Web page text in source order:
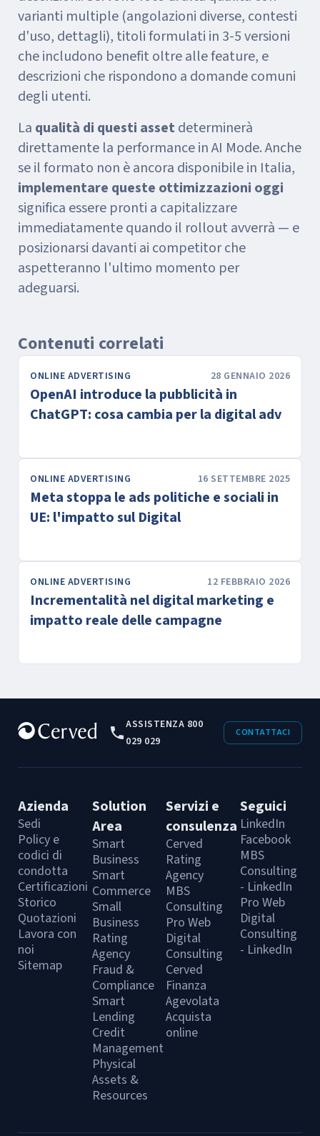
varianti multiple (angolazioni diverse, contesti
d'uso, dettagli), titoli formulati in 3-5 versioni
che includono benefit oltre alle feature, e
descrizioni che rispondono a domande comuni
degli utenti.
La qualità di questi assetdeterminerà
direttamente la performance in AI Mode. Anche
se il formato non è ancora disponibile in Italia,
implementare queste ottimizzazioni oggi
significa essere pronti a capitalizzare
immediatamente quando il rollout avverrà — e
posizionarsi davanti ai competitor che
aspetteranno l'ultimo momento per
adeguarsi.
Contenuti correlati
ONLINE ADVERTISING 28 GENNAIO 2026
OpenAI introduce la pubblicità in
ChatGPT: cosa cambia per la digital adv
ONLINE ADVERTISING 16 SETTEMBRE 2025
Meta stoppa le ads politiche e sociali in
UE: l'impatto sul Digital
ONLINE ADVERTISING 12 FEBBRAIO 2026
Incrementalità nel digital marketing e
impatto reale delle campagne
ASSISTENZA 800
029 029
CONTATTACI
Azienda
Sedi
Policy e
codici di
condotta
Certificazioni
Storico
Quotazioni
Lavora con
noi
Sitemap
Solution
Area
Smart
Business
Smart
Commerce
Small
Business
Rating
Agency
Fraud &
Compliance
Smart
Lending
Credit
Management
Physical
Assets &
Resources
Servizi e
consulenza
Cerved
Rating
Agency
MBS
Consulting
Pro Web
Digital
Consulting
Cerved
Finanza
Agevolata
Acquista
online
Seguici
LinkedIn
Facebook
MBS
Consulting
- LinkedIn
Pro Web
Digital
Consulting
- LinkedIn